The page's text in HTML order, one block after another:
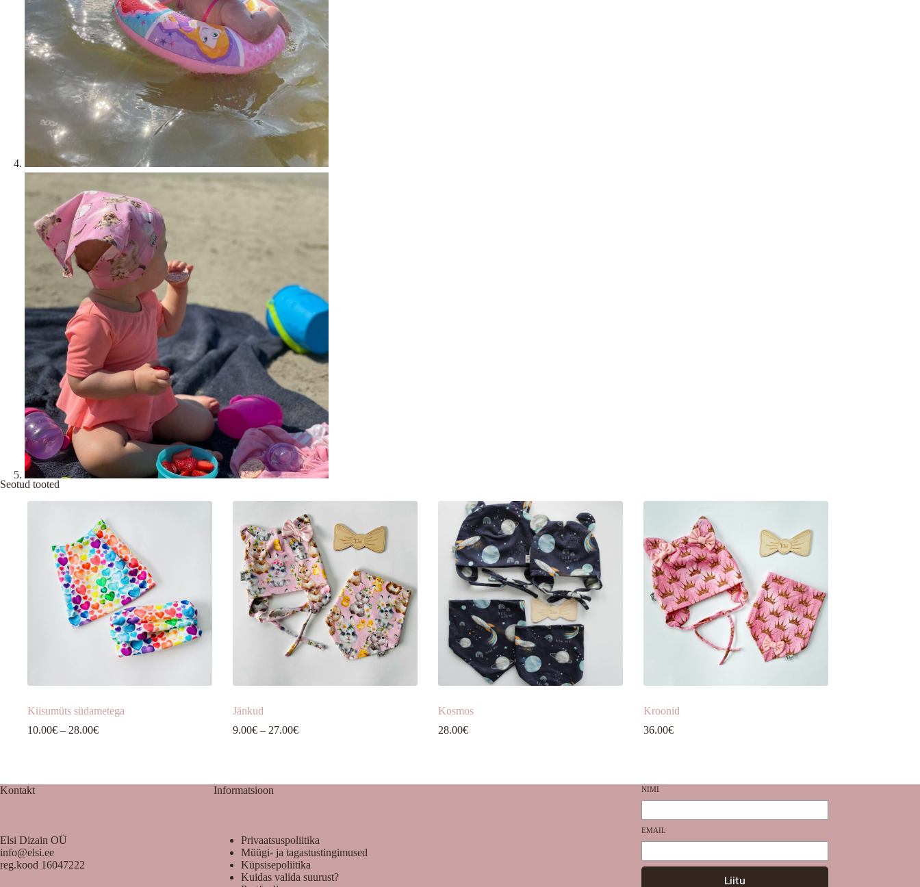
Seotud tooted
Kiisumüts südametega
10.00€ – 28.00€Hinnavahemik:
Jänkud
9.00€ – 27.00€Hinnavahemik:
Kosmos
28.00€
Kroonid
36.00€
Kontakt
Elsi Dizain OÜ
info@elsi.ee
reg.kood 16047222
Informatsioon
Privaatsuspoliitika
Müügi- ja tagastustingimused
Küpsisepoliitika
Kuidas valida suurust?
NIMI
EMAIL
Liitu